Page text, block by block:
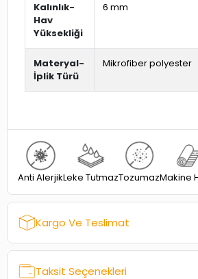
Kalınlık-
Hav
Yüksekliği
6 mm
Materyal-
İplik Türü
Mikrofiber polyester
Anti AlerjikLeke TutmazTozumazMakine
Kargo Ve Teslimat
Taksit Seçenekleri